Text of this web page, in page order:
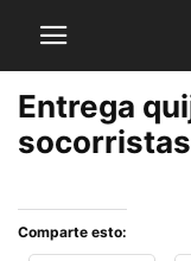
Entrega
Comparte esto: